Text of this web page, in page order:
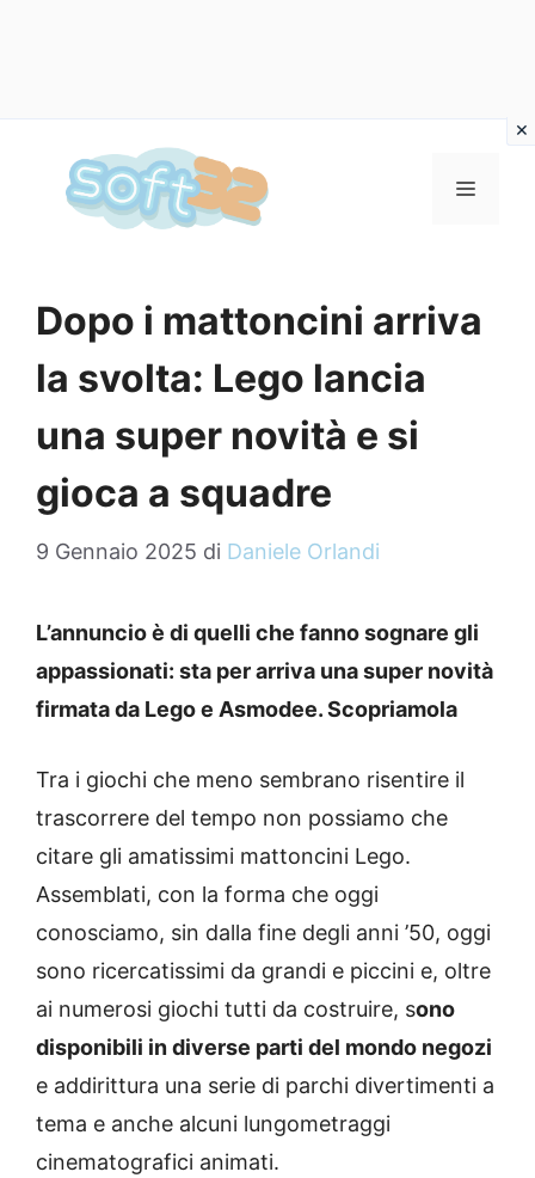
contenuto
MENU
Dopo i mattoncini arriva
la svolta: Lego lancia
una super novità e si
gioca a squadre
9 Gennaio 2025 di Daniele Orlandi
L’annuncio è di quelli che fanno sognare gli
appassionati: sta per arriva una super novità
firmata da Lego e Asmodee. Scopriamola
Tra i giochi che meno sembrano risentire il
trascorrere del tempo non possiamo che
citare gli amatissimi mattoncini Lego.
Assemblati, con la forma che oggi
conosciamo, sin dalla fine degli anni ’50, oggi
sono ricercatissimi da grandi e piccini e, oltre
ai numerosi giochi tutti da costruire, sono
disponibili in diverse parti del mondo negozi
e addirittura una serie di parchi divertimenti a
tema e anche alcuni lungometraggi
cinematografici animati.